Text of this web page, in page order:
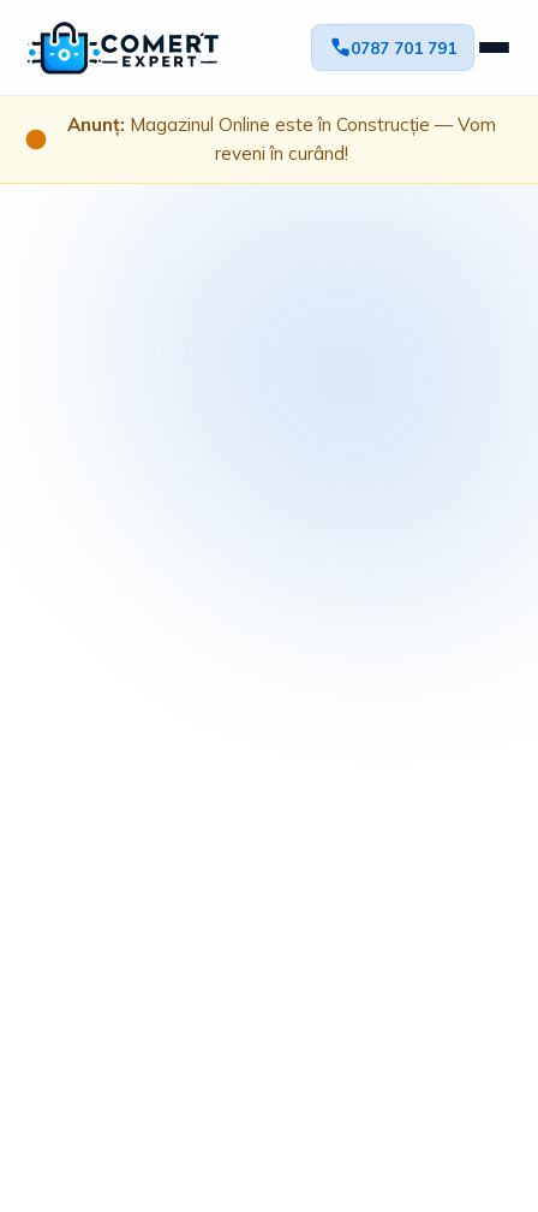
0787 701 791
Anunț: Magazinul Online este în Construcție — Vom
reveni în curând!